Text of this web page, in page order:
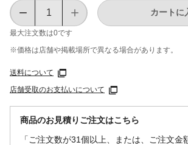
最大注文数は0です
カートに
※価格は​店舗や​掲載場所で​異なる​場合が​あります。
送料について
店舗受取のお支払いについて
商品のお見積りご注文はこちら
「ご注文数が31個以上、または、ご注文金